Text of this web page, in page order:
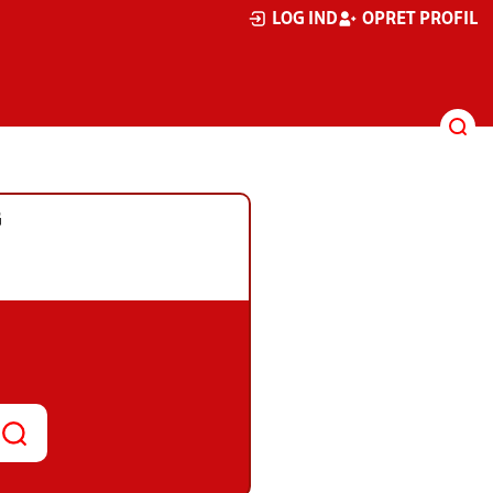
LOG IND OPRET PROFIL